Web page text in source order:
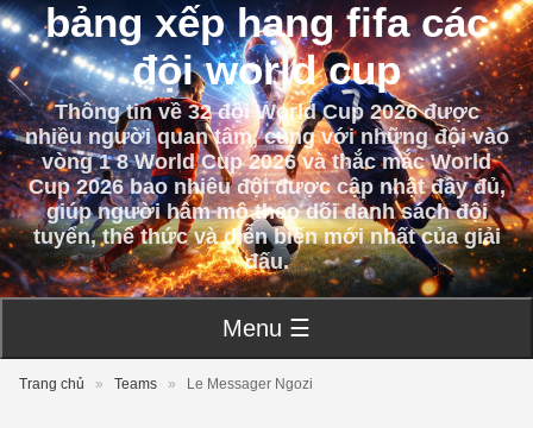
bảng xếp hạng fifa các
đội world cup
Thông tin về 32 đội World Cup 2026 được
nhiều người quan tâm, cùng với những đội vào
vòng 1 8 World Cup 2026 và thắc mắc World
Cup 2026 bao nhiêu đội được cập nhật đầy đủ,
giúp người hâm mộ theo dõi danh sách đội
tuyển, thể thức và diễn biến mới nhất của giải
đấu.
Menu ☰
Trang chủ » Teams » Le Messager Ngozi